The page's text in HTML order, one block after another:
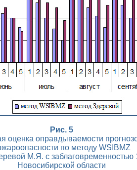
Рис. 5
оценка оправдываемости
по методу WSIBMZ
М.Я. с заблаговременностью
Новосибирской области